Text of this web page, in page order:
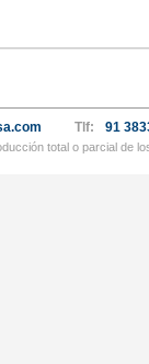
Tlf: 91
total o parcial de